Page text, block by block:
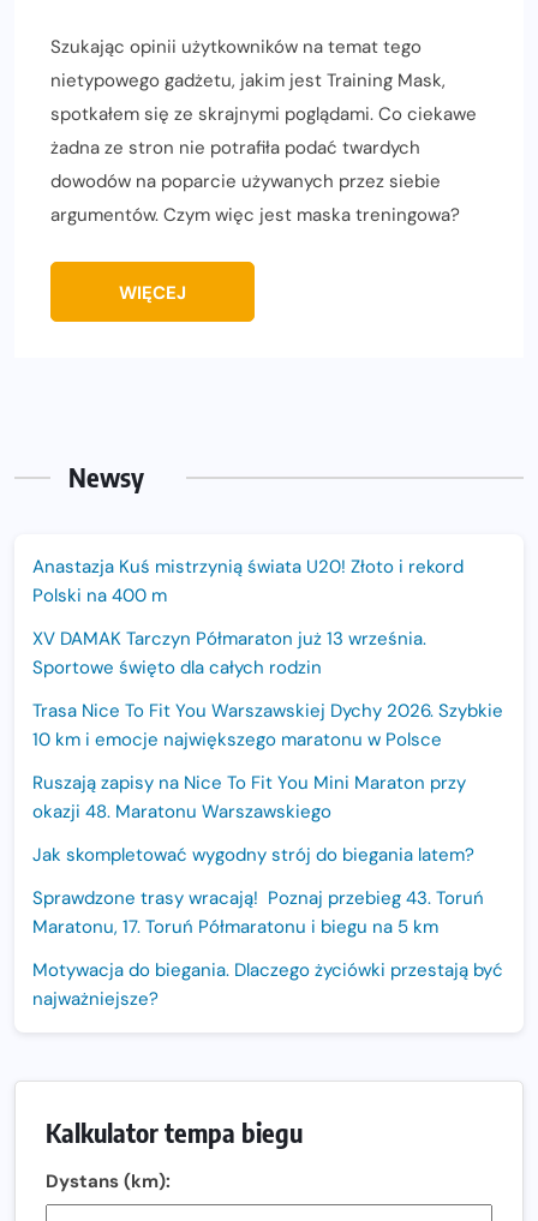
Szukając opinii użytkowników na temat tego
nietypowego gadżetu, jakim jest Training Mask,
spotkałem się ze skrajnymi poglądami. Co ciekawe
żadna ze stron nie potrafiła podać twardych
dowodów na poparcie używanych przez siebie
argumentów. Czym więc jest maska treningowa?
WIĘCEJ
Newsy
Anastazja Kuś mistrzynią świata U20! Złoto i rekord
Polski na 400 m
XV DAMAK Tarczyn Półmaraton już 13 września.
Sportowe święto dla całych rodzin
Trasa Nice To Fit You Warszawskiej Dychy 2026. Szybkie
10 km i emocje największego maratonu w Polsce
Ruszają zapisy na Nice To Fit You Mini Maraton przy
okazji 48. Maratonu Warszawskiego
Jak skompletować wygodny strój do biegania latem?
Sprawdzone trasy wracają! Poznaj przebieg 43. Toruń
Maratonu, 17. Toruń Półmaratonu i biegu na 5 km
Motywacja do biegania. Dlaczego życiówki przestają być
najważniejsze?
Sprawdzony przebieg i profil stworzony do szybkiego
biegania
Kalkulator tempa biegu
Dystans (km):